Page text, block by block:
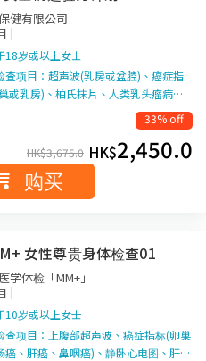
健有限公司
|
18岁或以上女士
查项目：超声波(乳房或盆腔)、癌症指
或乳房)、柏氏抹片、人类乳头瘤病…
33% off
HK$3,675.0 HK$2,450.0
购买
女性尊贵身体检查01
学体检「MM+」
|
10岁或以上女士
查项目：上腹部超声波、癌症指标(卵巢
癌、肝癌、鼻咽癌)、静卧心电图、肝…